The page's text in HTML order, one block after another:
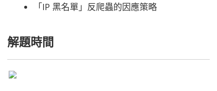
「IP 黑名單」反爬蟲的因應策略
解題時間